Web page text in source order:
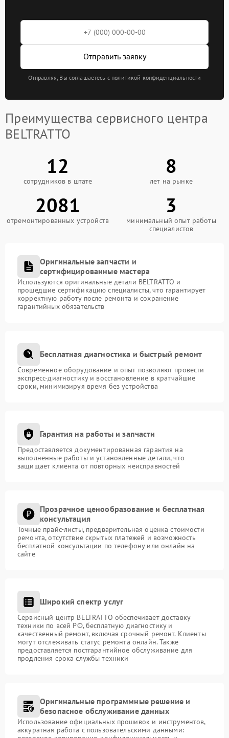
Отправить заявку
Отправляя, Вы соглашаетесь с политикой конфиденциальности
Преимущества сервисного центра
BELTRATTO
12
сотрудников в штате
8
лет на рынке
2081
отремонтированных устройств
3
минимальный опыт работы
специалистов
Оригинальные запчасти и
сертифицированные мастера
Используются оригинальные детали BELTRATTO и
прошедшие сертификацию специалисты, что гарантирует
корректную работу после ремонта и сохранение
гарантийных обязательств
Бесплатная диагностика и быстрый ремонт
Современное оборудование и опыт позволяют провести
экспресс-диагностику и восстановление в кратчайшие
сроки, минимизируя время без устройства
Гарантия на работы и запчасти
Предоставляется документированная гарантия на
выполненные работы и установленные детали, что
защищает клиента от повторных неисправностей
Прозрачное ценообразование и бесплатная
консультация
Точные прайс-листы, предварительная оценка стоимости
ремонта, отсутствие скрытых платежей и возможность
бесплатной консультации по телефону или онлайн на
сайте
Широкий спектр услуг
Сервисный центр BELTRATTO обеспечивает доставку
техники по всей РФ, бесплатную диагностику и
качественный ремонт, включая срочный ремонт. Клиенты
могут отслеживать статус ремонта онлайн. Также
предоставляется постгарантийное обслуживание для
продления срока службы техники
Оригинальные программные решение и
безопасное обслуживание данных
Использование официальных прошивок и инструментов,
аккуратная работа с пользовательскими данными: